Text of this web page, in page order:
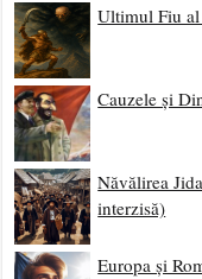
Ultimul Fiu
Cauzele și
Năvălirea
interzisă)
Europa și